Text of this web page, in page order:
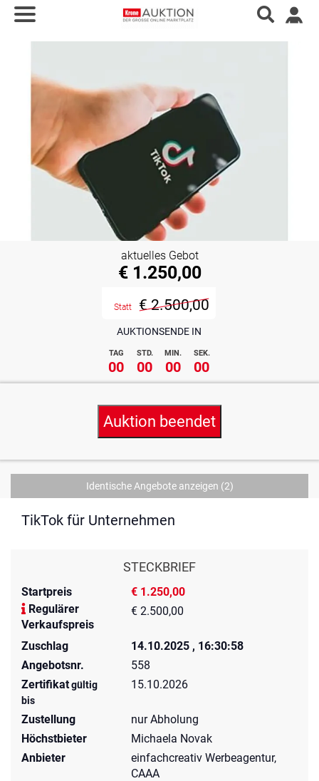
AUKTIONSENDE IN
TAG STD. MIN. SEK.
00 00 00 00
aktuelles Gebot
€ 1.250,00
Statt € 2.500,00
Auktion beendet
Identische Angebote anzeigen (2)
TikTok für Unternehmen
STECKBRIEF
Startpreis
€ 1.250,00
Regulärer
Verkaufspreis
€ 2.500,00
Zuschlag
14.10.2025 , 16:30:58
Angebotsnr.
558
Zertifikatgültig
bis
15.10.2026
Zustellung
nur Abholung
Höchstbieter
Michaela Novak
Anbieter
einfachcreativ Werbeagentur,
CAAA